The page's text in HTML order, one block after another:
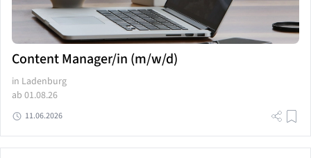
Content Manager/in (m/w/d)
in Ladenburg
ab 01.08.26
11.06.2026